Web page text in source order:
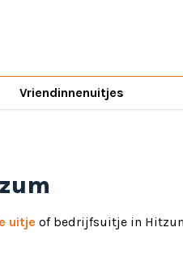
Vriendinnenuitjes
uitje of bedrijfsuitje in